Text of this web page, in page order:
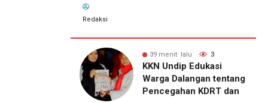
Redaksi
45 menit lalu 3
KKN Undip Bekali
Pengelola BUMDes
Dalangan dengan Pola
33 menit
lalu
Pemilik
Royal
Phone